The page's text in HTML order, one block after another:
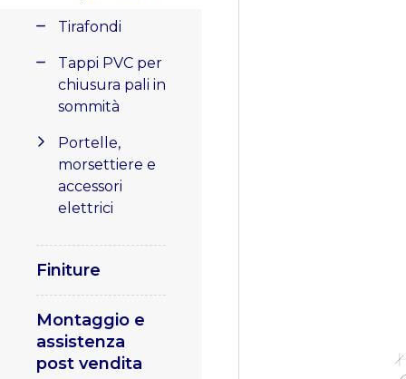
Tirafondi
Tappi PVC per
chiusura pali in
sommità
Portelle,
morsettiere e
accessori
elettrici
Finiture
Montaggio e
assistenza
post vendita